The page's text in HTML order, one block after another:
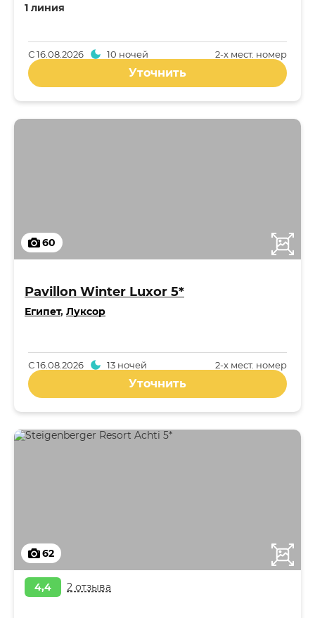
1 линия
2-x мест. номер
С16.08.2026 10 ночей
Уточнить
60
Pavillon Winter Luxor 5*
Египет, Луксор
2-x мест. номер
С16.08.2026 13 ночей
Уточнить
62
4,4 2 отзыва